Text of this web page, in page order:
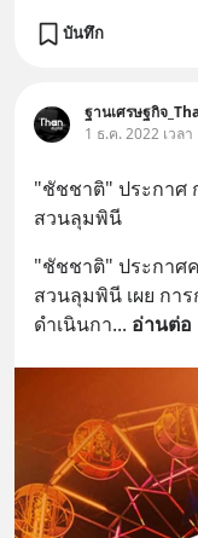
บันทึก
ฐานเศรษฐกิจ
1 ธ.ค. 2022 เวลา
"ชัชชาติ" ประกาศ
สวนลุมพินี
"ชัชชาติ" ประกาศ
สวนลุมพินี เผย กา
ดำเนินกา... อ่านต่อ